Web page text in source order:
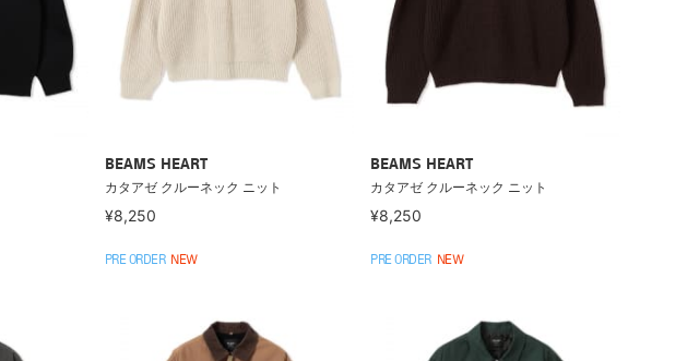
BEAMS HEART
カタアゼ クルーネック ニット
¥8,250
BEAMS HEART
カタアゼ クルーネック ニット
¥8,250
PRE ORDER NEW PRE ORDER NEW